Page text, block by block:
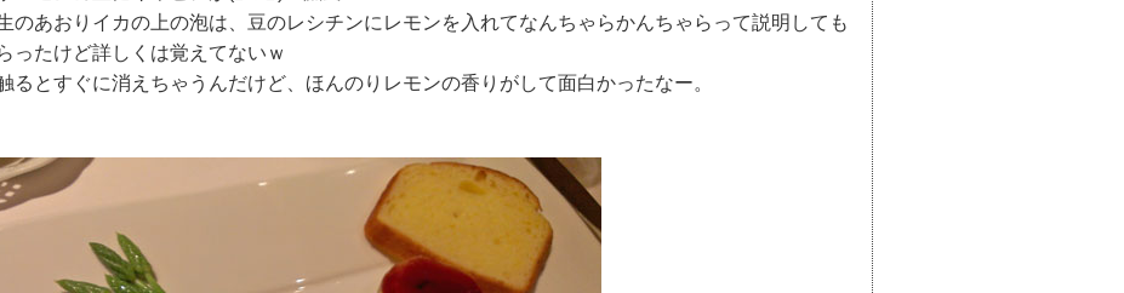
のあおりイカの上の泡は、豆のレシチンにレモンを入れてなんちゃらかんちゃらって説明しても
ったけど詳しくは覚えてないｗ
るとすぐに消えちゃうんだけど、ほんのりレモンの香りがして面白かったなー。